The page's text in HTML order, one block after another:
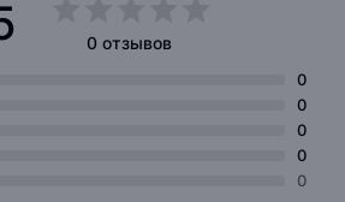
0 отзывов
0
0
0
0
0